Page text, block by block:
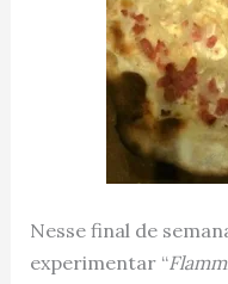
Nesse final de
experimentar “